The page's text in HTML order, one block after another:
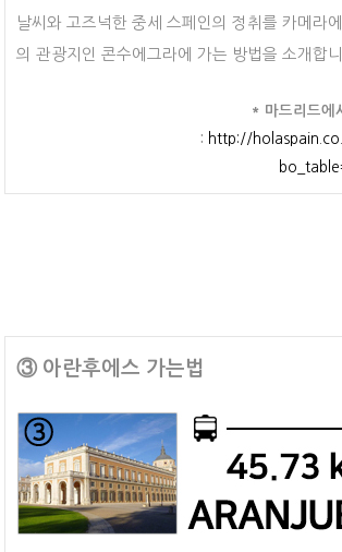
날씨와 고즈넉한 중세 스페인의 정취를 카메라
의 관광지인 콘수에그라에 가는 방법을 소개합니
* 마드리드에
: http://
③ 아란후에스 가는법